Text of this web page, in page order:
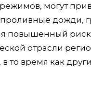
могут
дожди,
риск
отрасли
в то время как